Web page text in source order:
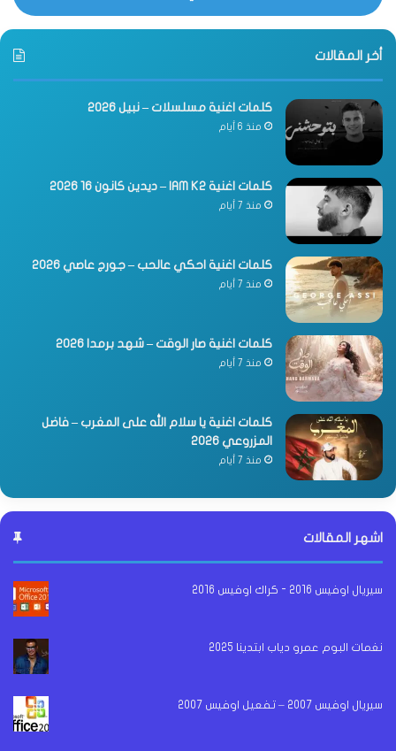
أخر المقالات
كلمات اغنية مسلسلات – نبيل 2026
منذ 6 أيام
كلمات اغنية IAM K2 – ديدين كانون 16 2026
منذ 7 أيام
كلمات اغنية احكي عالحب – جورج عاصي 2026
منذ 7 أيام
كلمات اغنية صار الوقت – شهد برمدا 2026
منذ 7 أيام
كلمات اغنية يا سلام الله على المغرب – فاضل
المزروعي 2026
منذ 7 أيام
اشهر المقالات
سيريال اوفيس 2016 - كراك اوفيس 2016
نغمات البوم عمرو دياب ابتدينا 2025
سيريال اوفيس 2007 – تفعيل اوفيس 2007